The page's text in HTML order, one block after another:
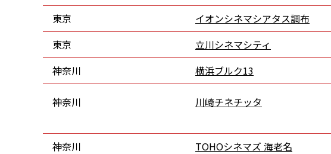
東京
イオンシネマシアタス調布
東京
立川シネマシティ
神奈川
横浜ブルク13
神奈川 川崎チネチッタ
神奈川 TOHOシネマズ 海老名